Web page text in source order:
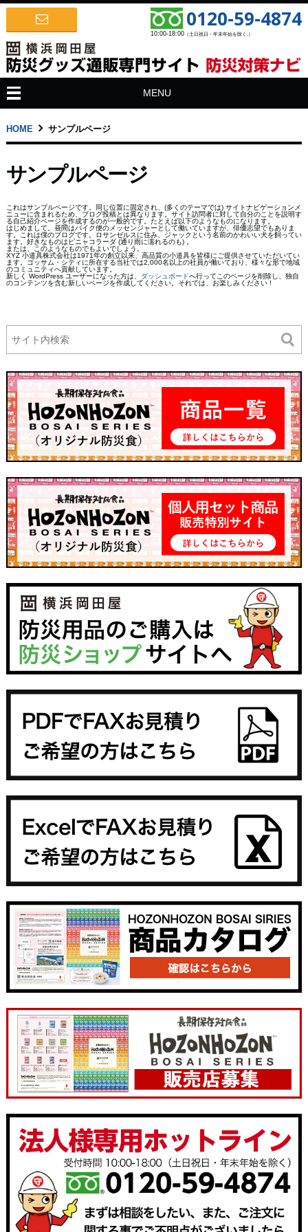
0120-59-4874
10:00-18:00 （土日祝日・年末年始を除く.）
MENU
HOME サンプルページ
サンプルページ
これはサンプルページです。同じ位置に固定され、(多くのテーマでは) サイトナビゲーションメ
ニューに含まれるため、ブログ投稿とは異なります。サイト訪問者に対して自分のことを説明す
る自己紹介ページを作成するのが一般的です。たとえば以下のようなものになります。
はじめまして。昼間はバイク便のメッセンジャーとして働いていますが、俳優志望でもありま
す。これは僕のブログです。ロサンゼルスに住み、ジャックという名前のかわいい犬を飼ってい
ます。好きなものはピニャコラーダ (通り雨に濡れるのも) 。
または、このようなものでもよいでしょう。
XYZ 小道具株式会社は1971年の創立以来、高品質の小道具を皆様にご提供させていただいてい
ます。ゴッサム・シティに所在する当社では2,000名以上の社員が働いており、様々な形で地域
のコミュニティへ貢献しています。
新しく WordPress ユーザーになった方は、 ダッシュボードへ行ってこのページを削除し、独自
のコンテンツを含む新しいページを作成してください。それでは、お楽しみください !